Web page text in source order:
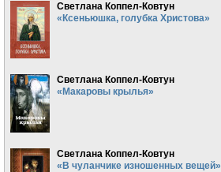
Светлана Коппел-Ковтун
«Ксеньюшка, голубка Христова»
Светлана Коппел-Ковтун
«Макаровы крылья»
Светлана Коппел-Ковтун
«В чуланчике изношенных вещей»